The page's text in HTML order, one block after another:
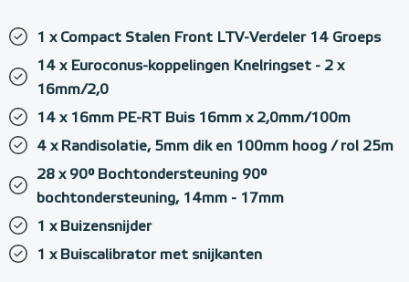
1 x Compact Stalen Front LTV-Verdeler 14 Groeps
14 x Euroconus-koppelingen Knelringset - 2 x
16mm/2,0
14 x 16mm PE-RT Buis 16mm x 2,0mm/100m
4 x Randisolatie, 5mm dik en 100mm hoog / rol 25m
28 x 90° Bochtondersteuning 90°
bochtondersteuning, 14mm - 17mm
1 x Buizensnijder
1 x Buiscalibrator met snijkanten